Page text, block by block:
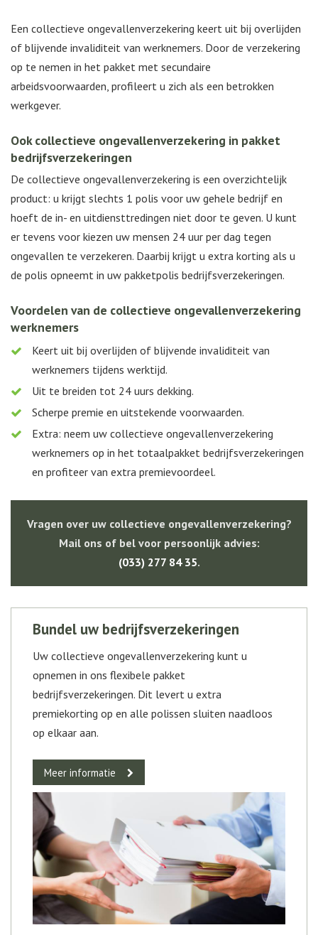
Een collectieve ongevallenverzekering keert uit bij overlijden
of blijvende invaliditeit van werknemers. Door de verzekering
op te nemen in het pakket met secundaire
arbeidsvoorwaarden, profileert u zich als een betrokken
werkgever.
Ook collectieve ongevallenverzekering in pakket
bedrijfsverzekeringen
De collectieve ongevallenverzekering is een overzichtelijk
product: u krijgt slechts 1 polis voor uw gehele bedrijf en
hoeft de in- en uitdiensttredingen niet door te geven. U kunt
er tevens voor kiezen uw mensen 24 uur per dag tegen
ongevallen te verzekeren. Daarbij krijgt u extra korting als u
de polis opneemt in uw pakketpolis bedrijfsverzekeringen.
Voordelen van de collectieve ongevallenverzekering
werknemers
Keert uit bij overlijden of blijvende invaliditeit van
werknemers tijdens werktijd.
Uit te breiden tot 24 uurs dekking.
Scherpe premie en uitstekende voorwaarden.
Extra: neem uw collectieve ongevallenverzekering
werknemers op in het totaalpakket bedrijfsverzekeringen
en profiteer van extra premievoordeel.
Vragen over uw collectieve ongevallenverzekering?
Mail ons of bel voor persoonlijk advies:
(033) 277 84 35.
Bundel uw bedrijfsverzekeringen
Uw collectieve ongevallenverzekering kunt u
opnemen in ons flexibele pakket
bedrijfsverzekeringen. Dit levert u extra
premiekorting op en alle polissen sluiten naadloos
op elkaar aan.
Meer informatie